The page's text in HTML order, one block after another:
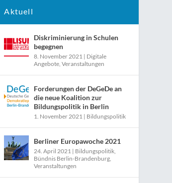
Aktuell
Diskriminierung in Schulen
begegnen
8. November 2021 | Digitale
Angebote ,Veranstaltungen
Forderungen der DeGeDe an
die neue Koalition zur
Bildungspolitik in Berlin
1. November 2021 | Bildungspolitik
Berliner Europawoche 2021
24. April 2021 | Bildungspolitik
Bündnis Berlin-Brandenburg
Veranstaltungen